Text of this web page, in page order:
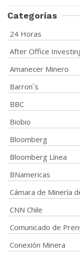
Categorías
24 Horas
After Office
Amanecer Minero
Barron´s
BBC
Biobio
Bloomberg
Bloomberg Línea
BNamericas
Cámara de Minería
CNN Chile
Comunicado de
Conexión Minera